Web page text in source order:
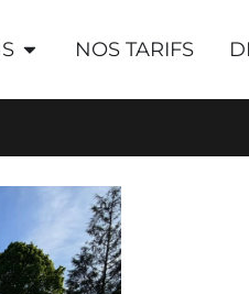
NOS TARIFS